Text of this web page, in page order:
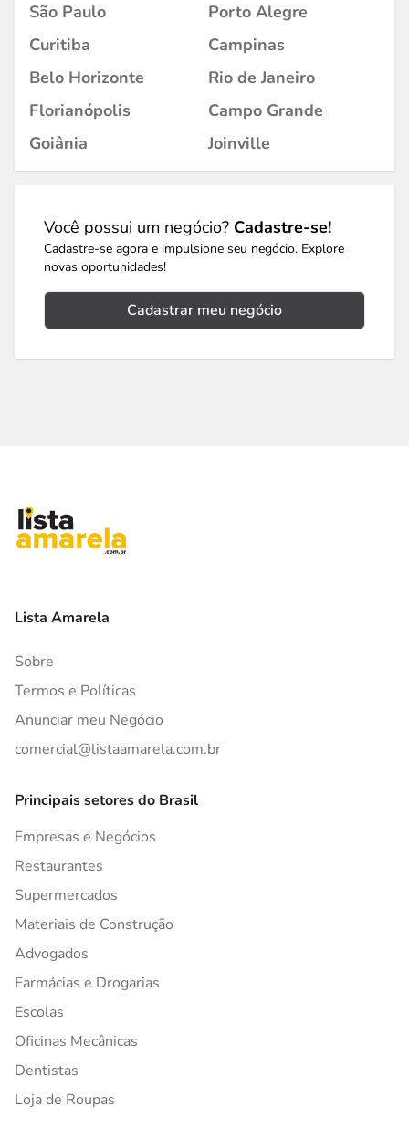
São Paulo
Porto Alegre
Curitiba
Campinas
Belo Horizonte
Rio de Janeiro
Florianópolis
Campo Grande
Goiânia
Joinville
Você possui um negócio? Cadastre-se!
Cadastre-se agora e impulsione seu negócio. Explore
novas oportunidades!
Cadastrar meu negócio
Lista Amarela
Sobre
Termos e Políticas
Anunciar meu Negócio
comercial@listaamarela.com.br
Principais setores do Brasil
Empresas e Negócios
Restaurantes
Supermercados
Materiais de Construção
Advogados
Farmácias e Drogarias
Escolas
Oficinas Mecânicas
Dentistas
Loja de Roupas